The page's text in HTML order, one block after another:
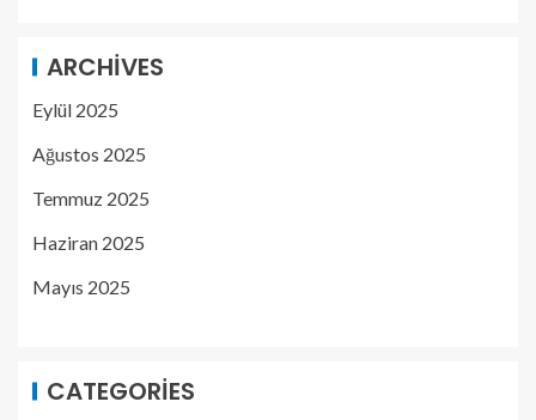
ARCHIVES
Eylül 2025
Ağustos 2025
Temmuz 2025
Haziran 2025
Mayıs 2025
CATEGORIES